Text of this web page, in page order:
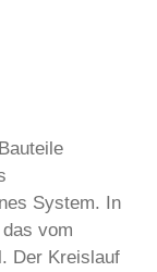
System. In
vom
Der Kreislauf